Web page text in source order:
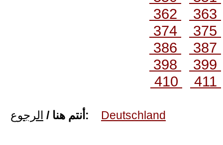
362
363
374
375
386
387
398
399
410
411
أنتم هنا / الرجوع : Deutschland